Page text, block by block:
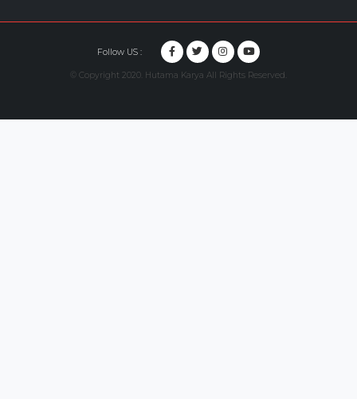
Follow US :
© Copyright 2020. Hutama Karya All Rights Reserved.